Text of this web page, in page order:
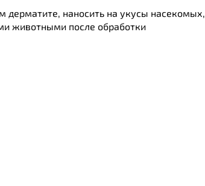
дерматите, наносить на укусы насекомых,
животными после обработки